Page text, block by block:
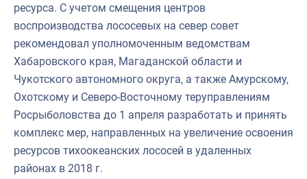
ресурса. С учетом смещения центров
воспроизводства лососевых на север совет
рекомендовал уполномоченным ведомствам
Хабаровского края, Магаданской области и
Чукотского автономного округа, а также Амурскому,
Охотскому и Северо-Восточному теруправлениям
Росрыболовства до 1 апреля разработать и принять
комплекс мер, направленных на увеличение освоения
ресурсов тихоокеанских лососей в удаленных
районах в 2018 г.